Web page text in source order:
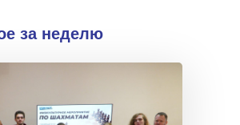
за неделю